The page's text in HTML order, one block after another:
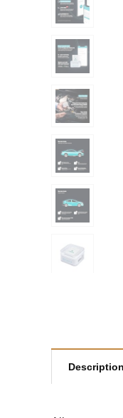
Description